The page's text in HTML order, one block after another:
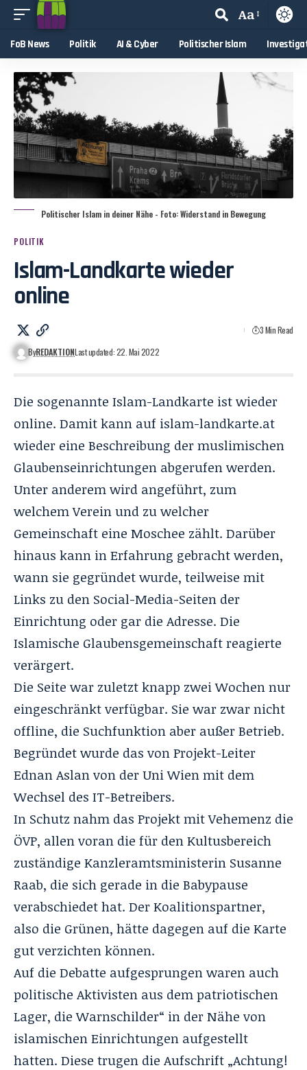
Aa
FoB News Politik AI & Cyber Politischer Islam
Politischer Islam in deiner Nähe - Foto: Widerstand in Bewegung
POLITIK
Islam-Landkarte wieder
online
ByREDAKTIONLast updated: 22. Mai 2022
3 Min Read
Die sogenannte Islam-Landkarte ist wieder
online. Damit kann auf islam-landkarte.at
wieder eine Beschreibung der muslimischen
Glaubenseinrichtungen abgerufen werden.
Unter anderem wird angeführt, zum
welchem Verein und zu welcher
Gemeinschaft eine Moschee zählt. Darüber
hinaus kann in Erfahrung gebracht werden,
wann sie gegründet wurde, teilweise mit
Links zu den Social-Media-Seiten der
Einrichtung oder gar die Adresse. Die
Islamische Glaubensgemeinschaft reagierte
verärgert.
Die Seite war zuletzt knapp zwei Wochen nur
eingeschränkt verfügbar. Sie war zwar nicht
offline, die Suchfunktion aber außer Betrieb.
Begründet wurde das von Projekt-Leiter
Ednan Aslan von der Uni Wien mit dem
Wechsel des IT-Betreibers.
In Schutz nahm das Projekt mit Vehemenz die
ÖVP, allen voran die für den Kultusbereich
zuständige Kanzleramtsministerin Susanne
Raab, die sich gerade in die Babypause
verabschiedet hat. Der Koalitionspartner,
also die Grünen, hätte dagegen auf die Karte
gut verzichten können.
Auf die Debatte aufgesprungen waren auch
politische Aktivisten aus dem patriotischen
Lager, die Warnschilder“ in der Nähe von
islamischen Einrichtungen aufgestellt
hatten. Diese trugen die Aufschrift „Achtung!